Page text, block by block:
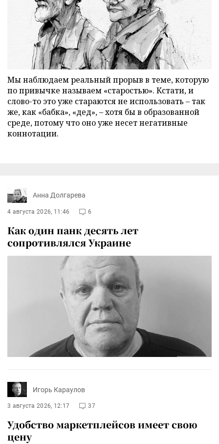
Мы наблюдаем реальный прорыв в теме, которую
по привычке называем «старостью». Кстати, и
слово-то это уже стараются не использовать – так
же, как «бабка», «дед», – хотя бы в образованной
среде, потому что оно уже несет негативные
коннотации.
Анна Долгарева
4 августа 2026, 11:46 6
Как один панк десять лет
сопротивлялся Украине
Игорь Караулов
3 августа 2026, 12:17 37
Удобство маркетплейсов имеет свою
цену